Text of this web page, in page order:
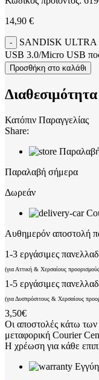
14,90 €
SANDISK ULTRA
USB 3.0/Micro USB
Προσθήκη στο καλάθι
Διαθεσιμότητα
Κατόπιν Παραγγελίας
Share:
Παραλαβή σήμερα
Δωρεάν
Αυθημερόν αποστολή
1-3 εργάσιμες
(για Αττική & Χερσαίους
1-5 εργάσιμες
(για Δυσπρόσιτους & Χερσαίους
3,50€
Οι αποστολές κάτω των
μεταφορική Courier
Η χρέωση για κάθε